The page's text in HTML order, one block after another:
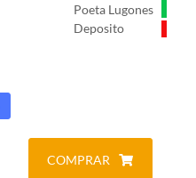
Poeta Lugones
Deposito
COMPRAR